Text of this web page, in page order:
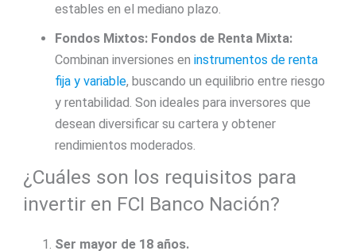
estables en el mediano plazo.
Fondos Mixtos: Fondos de Renta Mixta:
Combinan inversiones en instrumentos de renta
fija y variable, buscando un equilibrio entre riesgo
y rentabilidad. Son ideales para inversores que
desean diversificar su cartera y obtener
rendimientos moderados.
¿Cuáles son los requisitos para
invertir en FCI Banco Nación?
Ser mayor de 18 años.